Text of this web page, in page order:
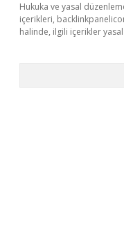
Hukuka ve yasal
içerikleri,
halinde, ilgili içerikler